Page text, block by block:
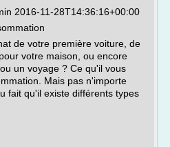
2016-11-28T14:36:16+00:00
de votre première voiture, de
votre maison, ou encore
un voyage ? Ce qu'il vous
Mais pas n'importe
fait qu'il existe différents types